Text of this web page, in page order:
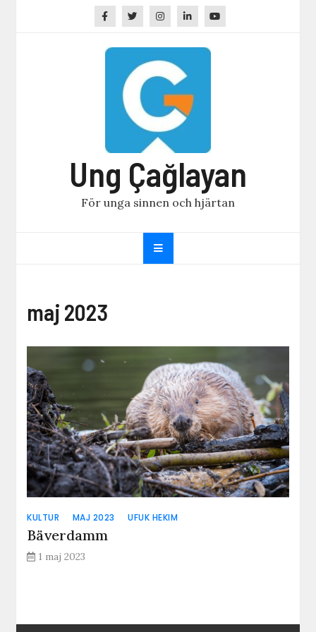
Ung Çağlayan
För unga sinnen och hjärtan
maj 2023
KULTUR MAJ 2023 UFUK HEKIM
Bäverdamm
1 maj 2023